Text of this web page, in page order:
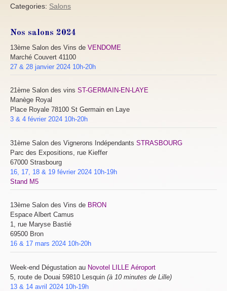
Categories: Salons
Nos salons 2024
13ème Salon des Vins de VENDOME
Marché Couvert 41100
27 & 28 janvier 2024 10h-20h
21ème Salon des vins ST-GERMAIN-EN-LAYE
Manège Royal
Place Royale 78100 St Germain en Laye
3 & 4 février 2024 10h-20h
31ème Salon des Vignerons Indépendants STRASBOURG
Parc des Expositions, rue Kieffer
67000 Strasbourg
16, 17, 18 & 19 février 2024 10h-19h
Stand M5
13ème Salon des Vins de BRON
Espace Albert Camus
1, rue Maryse Bastié
69500 Bron
16 & 17 mars 2024 10h-20h
Week-end Dégustation au Novotel LILLE Aéroport
5, route de Douai 59810 Lesquin (à 10 minutes de Lille)
13 & 14 avril 2024 10h-19h